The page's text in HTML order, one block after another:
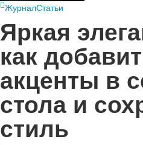
ЖурналСтатьи
Яркая
как
акценты в
стола и
стиль